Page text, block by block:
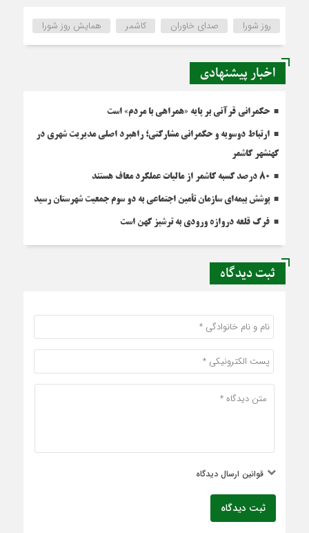
روز شورا صدای خاوران کاشمر همایش روز شورا
اخبار پیشنهادی
حکمرانی قرآنی بر پایه «همراهی با مردم» است
ارتباط دوسویه و حکمرانی مشارکتی؛ راهبرد اصلی مدیریت شهری در
کهنشهر کاشمر
۸۰ درصد کسبه کاشمر از مالیات عملکرد معاف هستند
پوشش بیمه‌ای سازمان تأمین اجتماعی به دو سوم جمعیت شهرستان رسید
فرگ قلعه دروازه ورودی به ترشیز کهن است
ثبت دیدگاه
قوانین ارسال دیدگاه
ثبت دیدگاه